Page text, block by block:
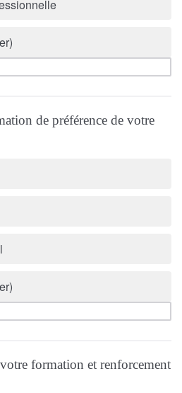
de préférence de votre
formation et renforcement